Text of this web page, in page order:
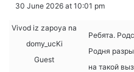
30 June 2026 at 10:01 pm
Vivod iz zapoya na
domy_ucKi
Guest
Ребята.
Родня
на такой